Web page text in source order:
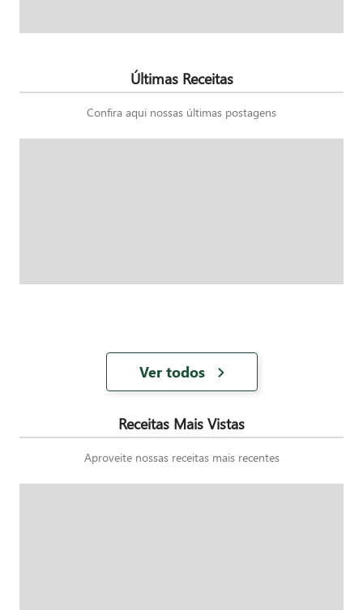
Últimas Receitas
Confira aqui nossas últimas postagens
Ver todos
Receitas Mais Vistas
Aproveite nossas receitas mais recentes